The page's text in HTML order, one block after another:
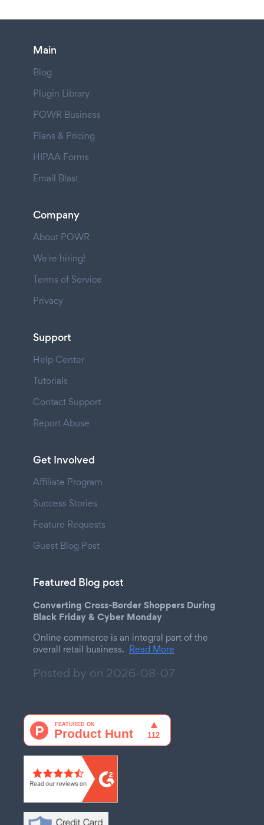
Main
Blog
Plugin Library
POWR Business
Plans & Pricing
HIPAA Forms
Email Blast
Company
About POWR
We're hiring!
Terms of Service
Privacy
Support
Help Center
Tutorials
Contact Support
Report Abuse
Get Involved
Affiliate Program
Success Stories
Feature Requests
Guest Blog Post
Featured Blog post
Converting Cross-Border Shoppers During
Black Friday & Cyber Monday
Online commerce is an integral part of the
overall retail business. Read More
Posted by on 2026-08-07